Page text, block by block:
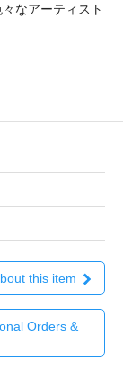
なアーティスト
this item
Orders &